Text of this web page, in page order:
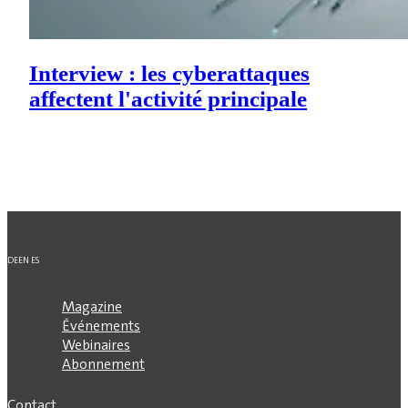
Interview : les cyberattaques
affectent l'activité principale
DEEN ES
Magazine
Événements
Webinaires
Abonnement